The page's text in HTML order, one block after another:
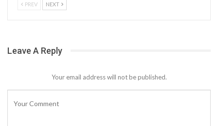
PREV NEXT
Leave A Reply
Your email address will not be published.